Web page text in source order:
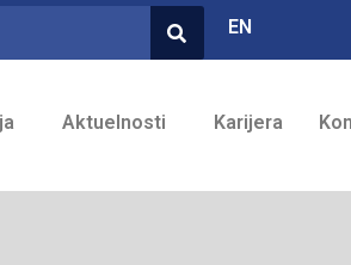
EN
Aktuelnosti Karijera